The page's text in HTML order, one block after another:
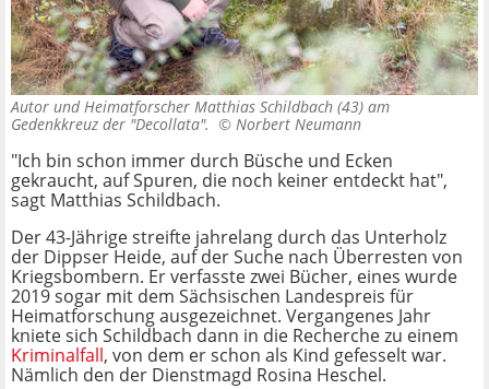
Autor und Heimatforscher Matthias Schildbach (43) am
Gedenkkreuz der "Decollata". © Norbert Neumann
"Ich bin schon immer durch Büsche und Ecken
gekraucht, auf Spuren, die noch keiner entdeckt hat",
sagt Matthias Schildbach.
Der 43-Jährige streifte jahrelang durch das Unterholz
der Dippser Heide, auf der Suche nach Überresten von
Kriegsbombern. Er verfasste zwei Bücher, eines wurde
2019 sogar mit dem Sächsischen Landespreis für
Heimatforschung ausgezeichnet. Vergangenes Jahr
kniete sich Schildbach dann in die Recherche zu einem
Kriminalfall, von dem er schon als Kind gefesselt war.
Nämlich den der Dienstmagd Rosina Heschel.